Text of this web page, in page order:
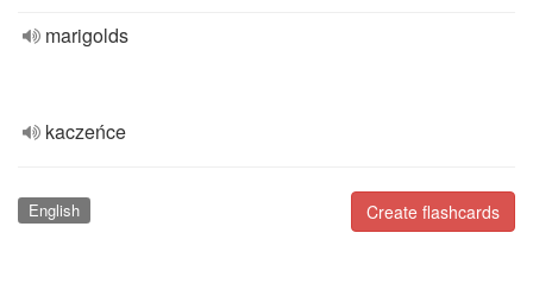
marigolds
kaczeńce
Create flashcards
English